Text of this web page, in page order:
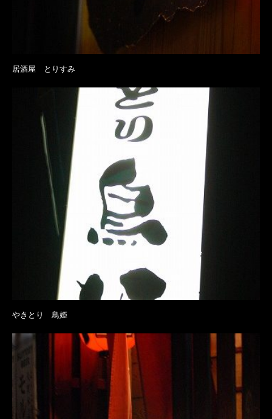
居酒屋 とりすみ
やきとり 鳥姫